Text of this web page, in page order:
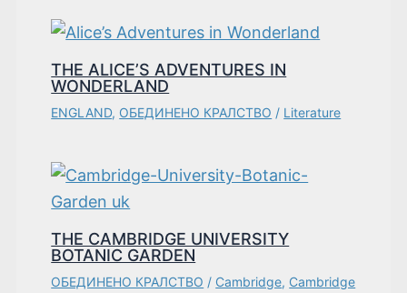
THE ALICE’S ADVENTURES IN
WONDERLAND
ENGLAND, ОБЕДИНЕНО КРАЛСТВО / Literature
THE CAMBRIDGE UNIVERSITY
BOTANIC GARDEN
ОБЕДИНЕНО КРАЛСТВО / Cambridge, Cambridge